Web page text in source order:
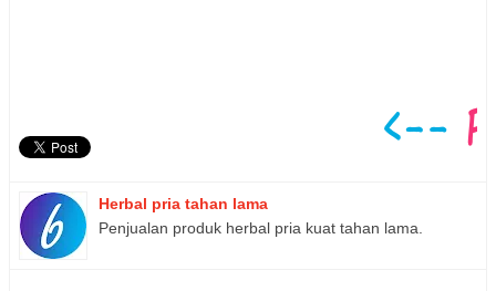
Herbal pria tahan lama
Penjualan produk herbal pria kuat tahan lama.